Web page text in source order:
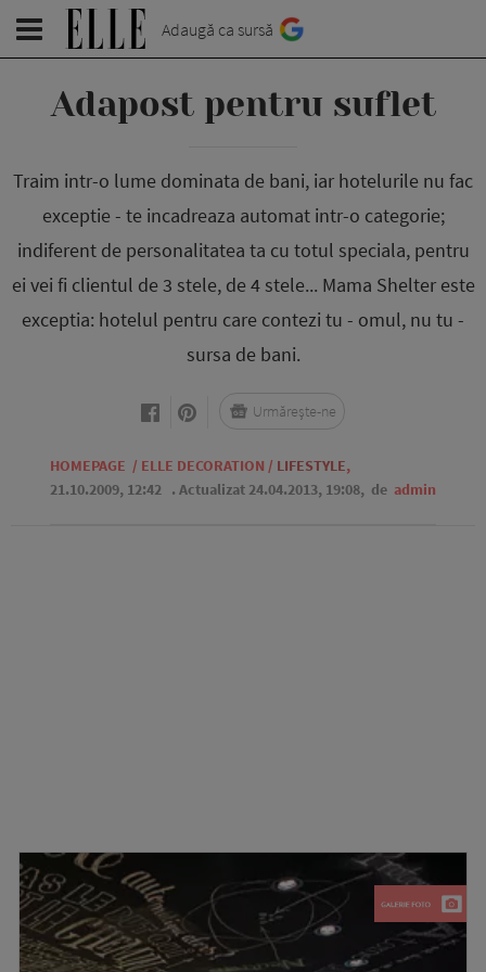
Adaugă ca sursă
Adapost pentru suflet
Traim intr-o lume dominata de bani, iar hote­lurile nu fac
exceptie - te incadreaza automat intr-o categorie;
indiferent de personalitatea ta cu totul speciala, pentru
ei vei fi clientul de 3 stele, de 4 stele... Mama Shelter este
exceptia: hotelul pentru care contezi tu - omul, nu tu -
sursa de bani.
HOMEPAGE / ELLE DECORATION / LIFESTYLE,
21.10.2009, 12:42 . Actualizat 24.04.2013, 19:08, de admin
Urmărește-ne